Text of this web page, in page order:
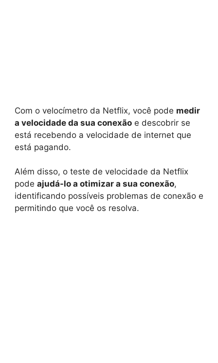
Com o velocímetro da Netflix, você pode medir
a velocidade da sua conexão e descobrir se
está recebendo a velocidade de internet que
está pagando.
Além disso, o teste de velocidade da Netflix
pode ajudá-lo a otimizar a sua conexão,
identificando possíveis problemas de conexão e
permitindo que você os resolva.